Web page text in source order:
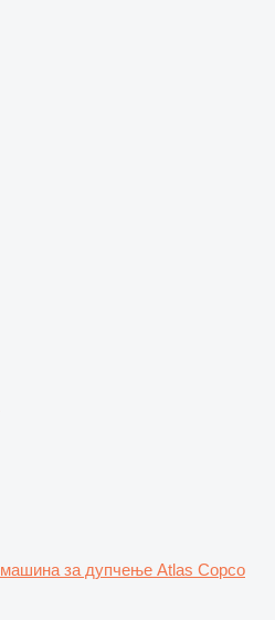
машина за дупчење Atlas Copco